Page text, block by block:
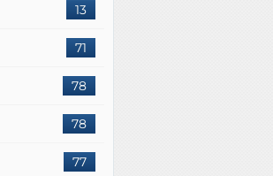
13
71
78
78
77